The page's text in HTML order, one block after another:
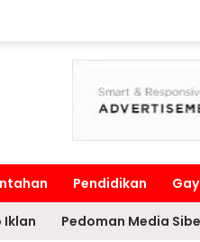
Pendidikan
Iklan Pedoman Media